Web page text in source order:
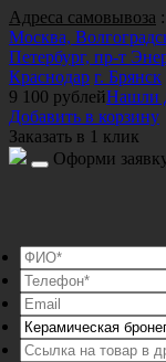
Адреса самовывоза :
Москва,
Петербург, пр-т
Краснодар г. Брянск
9 100 рублейНашли
Добавить в корзину
Заказать в 1 клик
Оформи